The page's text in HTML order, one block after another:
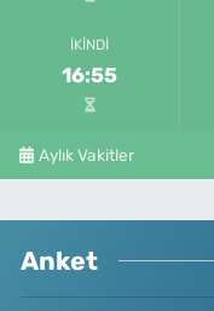
İKINDI
16:55
Aylık Vakitler
Anket